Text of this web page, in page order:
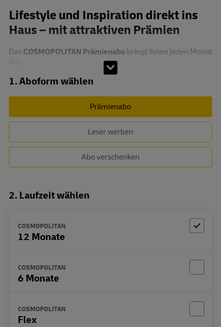
Lifestyle und Inspiration direkt ins
Haus – mit attraktiven Prämien
Das COSMOPOLITAN Prämienabo bringt Ihnen jeden Monat
Abo zusammenstellen
1. Aboform wählen
Prämienabo
Leser werben
Abo verschenken
2. Laufzeit wählen
COSMOPOLITAN
12 Monate
COSMOPOLITAN
6 Monate
COSMOPOLITAN
Flex